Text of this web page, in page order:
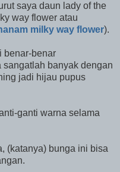
saya daun lady of the
way flower atau
milky way flower).
benar-benar
banyak dengan
jadi hijau pupus
ganti warna selama
(katanya) bunga ini bisa